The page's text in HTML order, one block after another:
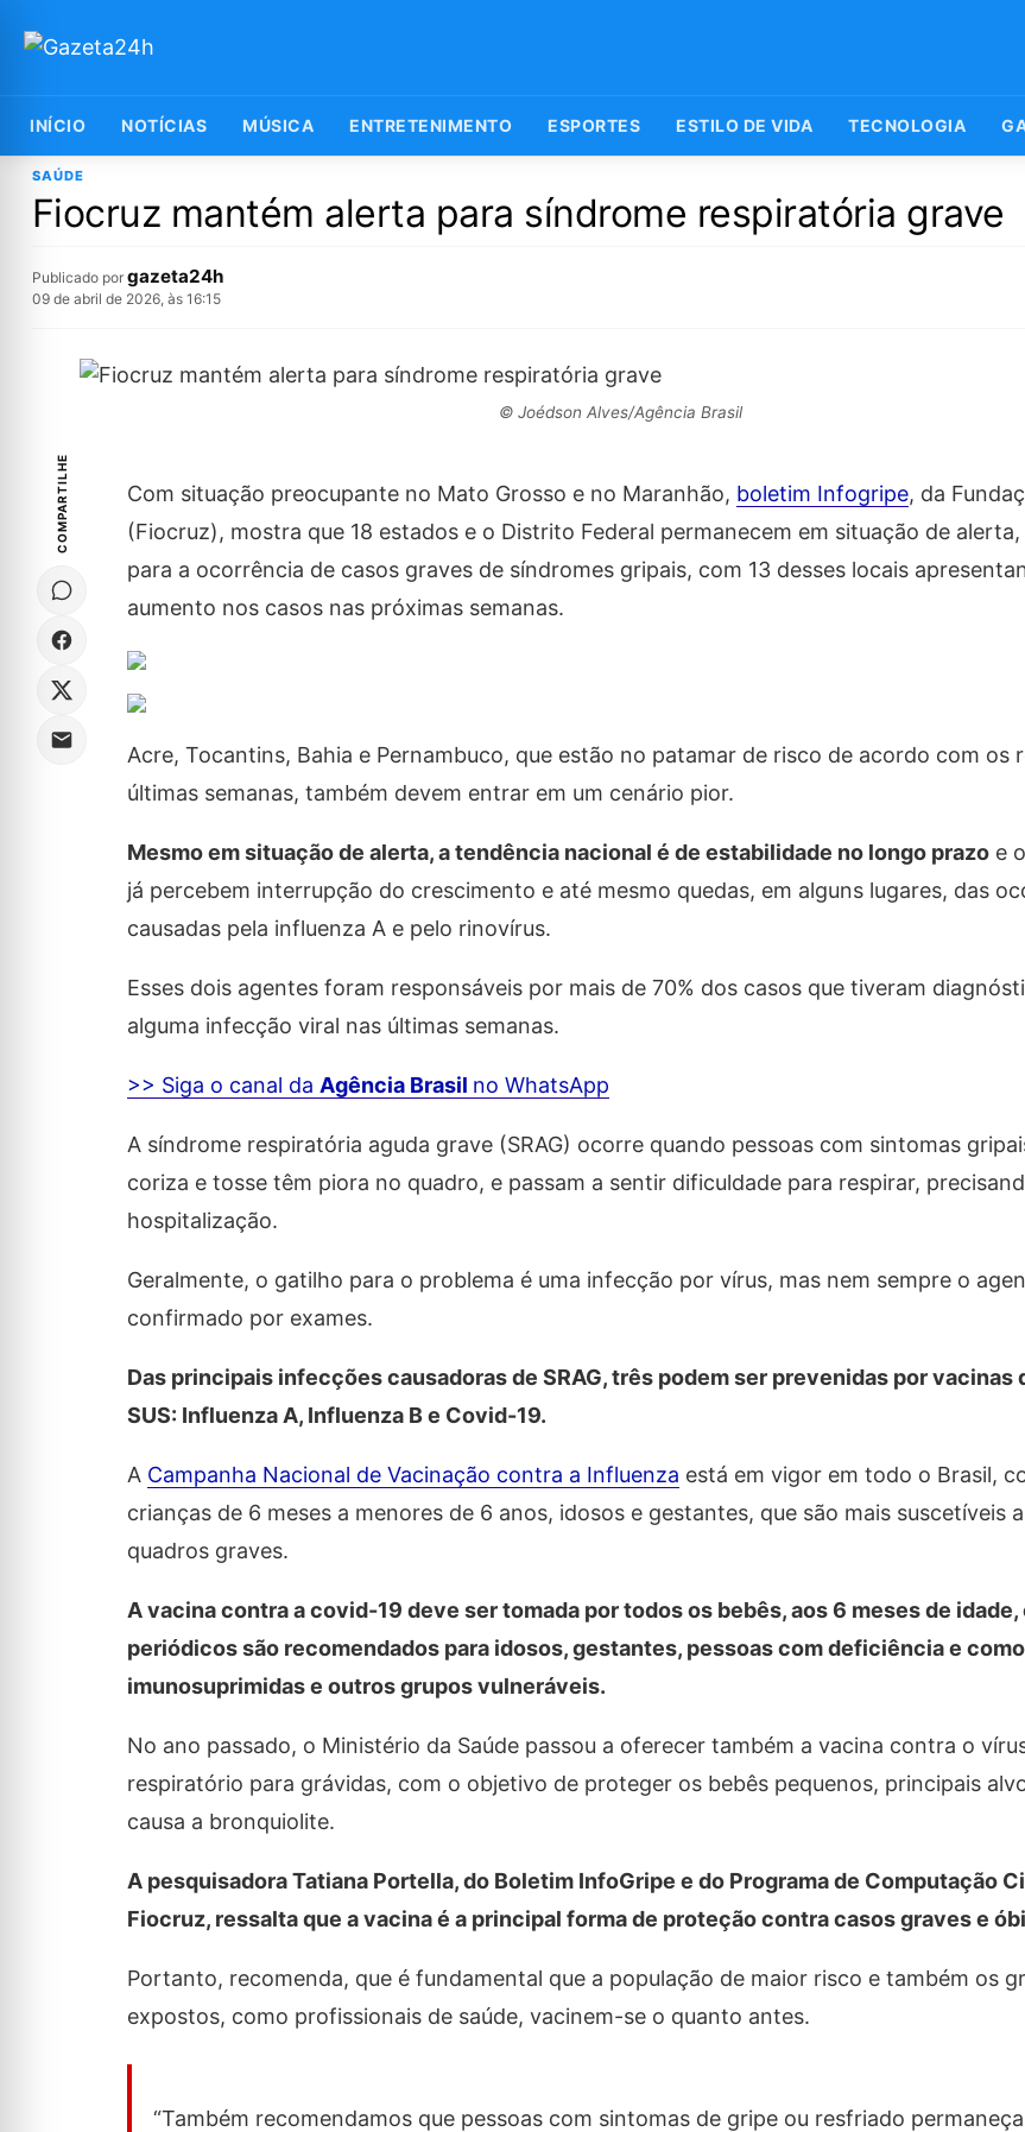
INÍCIO NOTÍCIAS MÚSICA ENTRETENIMENTO ESPORTES ESTILO DE VIDA TECNOLOGIA
SAÚDE
Fiocruz mantém alerta para síndrome respiratória grave
Publicado por gazeta24h
09 de abril de 2026, às 16:15
© Joédson Alves/Agência Brasil
COMPARTILHE Com situação preocupante no Mato Grosso e no Maranhão, boletim Infogripe, da
(Fiocruz), mostra que 18 estados e o Distrito Federal permanecem em situação de
para a ocorrência de casos graves de síndromes gripais, com 13 desses locais
aumento nos casos nas próximas semanas.
Acre, Tocantins, Bahia e Pernambuco, que estão no patamar de risco de acordo com os
últimas semanas, também devem entrar em um cenário pior.
Mesmo em situação de alerta, a tendência nacional é de estabilidade no longo prazoe
já percebem interrupção do crescimento e até mesmo quedas, em alguns lugares, das
causadas pela influenza A e pelo rinovírus.
Esses dois agentes foram responsáveis por mais de 70% dos casos que tiveram
alguma infecção viral nas últimas semanas.
>> Siga o canal da Agência Brasil no WhatsApp
A síndrome respiratória aguda grave (SRAG) ocorre quando pessoas com sintomas
coriza e tosse têm piora no quadro, e passam a sentir dificuldade para respirar,
hospitalização.
Geralmente, o gatilho para o problema é uma infecção por vírus, mas nem sempre o
confirmado por exames.
Das principais infecções causadoras de SRAG, três podem ser prevenidas por vacinas
SUS: Influenza A, Influenza B e Covid-19.
A Campanha Nacional de Vacinação contra a Influenza está em vigor em todo o Brasil,
crianças de 6 meses a menores de 6 anos, idosos e gestantes, que são mais suscetíveis
quadros graves.
A vacina contra a covid-19 deve ser tomada por todos os bebês, aos 6 meses de
periódicos são recomendados para idosos, gestantes, pessoas com deficiência e
imunosuprimidas e outros grupos vulneráveis.
No ano passado, o Ministério da Saúde passou a oferecer também a vacina contra o
respiratório para grávidas, com o objetivo de proteger os bebês pequenos, principais
causa a bronquiolite.
A pesquisadora Tatiana Portella, do Boletim InfoGripe e do Programa de Computação
Fiocruz, ressalta que a vacina é a principal forma de proteção contra casos graves e
Portanto, recomenda, que é fundamental que a população de maior risco e também os
expostos, como profissionais de saúde, vacinem-se o quanto antes.
“Também recomendamos que pessoas com sintomas de gripe ou resfriado